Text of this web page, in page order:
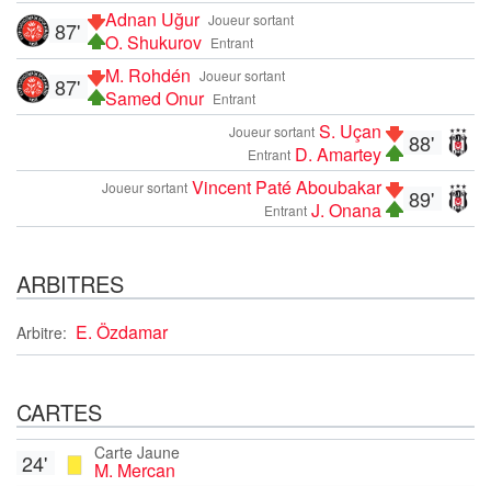
Joueur sortant
Adnan Uğur
Entrant
O. Shukurov
87'
Joueur sortant
M. Rohdén
Entrant
Samed Onur
87'
88'
Joueur sortant S. Uçan
Entrant D. Amartey
89'
Joueur sortant Vincent Paté Aboubakar
Entrant J. Onana
ARBITRES
Arbitre: E. Özdamar
CARTES
Carte Jaune
M. Mercan
24'